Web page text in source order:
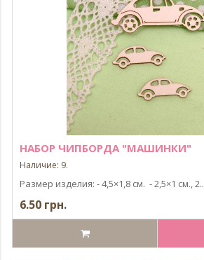
НАБОР ЧИПБОРДА "МАШИНКИ"
Наличие: 9.
Размер изделия: - 4,5×1,8 см. - 2,5×1 см., 2..
6.50 грн.